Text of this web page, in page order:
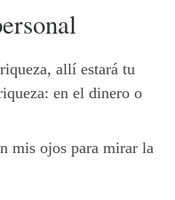
allí estará tu
en el dinero o
mis ojos para mirar la